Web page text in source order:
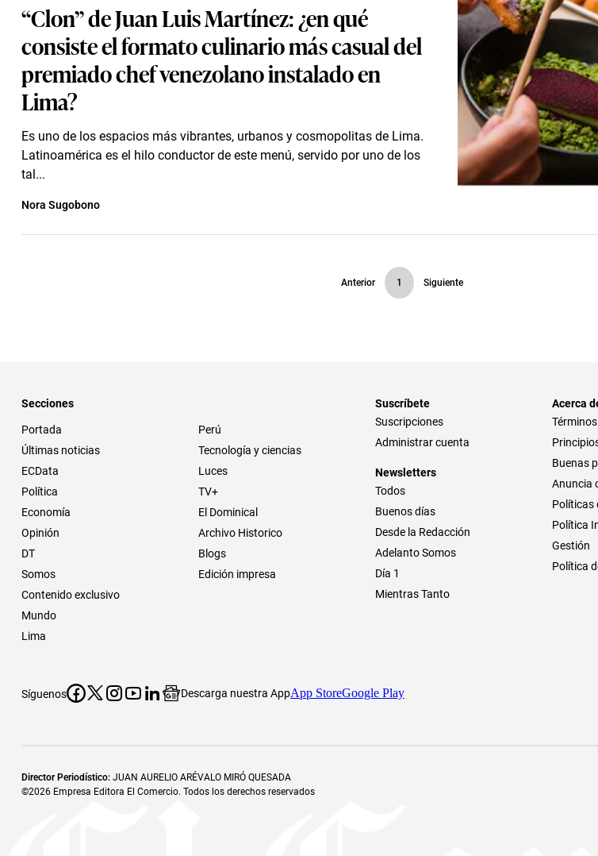
“Clon” de Juan Luis Martínez: ¿en qué
consiste el formato culinario más casual del
premiado chef venezolano instalado en
Lima?
Es uno de los espacios más vibrantes, urbanos y cosmopolitas de Lima.
Latinoamérica es el hilo conductor de este menú, servido por uno de los
tal...
Nora Sugobono
Anterior 1 Siguiente
Secciones
Portada
Últimas noticias
ECData
Política
Economía
Opinión
DT
Somos
Contenido exclusivo
Mundo
Lima
Perú
Tecnología y ciencias
Luces
TV+
El Dominical
Archivo Historico
Blogs
Edición impresa
Suscríbete
Suscripciones
Administrar cuenta
Newsletters
Todos
Buenos días
Desde la Redacción
Adelanto Somos
Día 1
Mientras Tanto
Acerca
Buenas
Anuncia
Políticas
Política
Gestión
Política
Síguenos Descarga nuestra AppApp StoreGoogle Play
Director Periodístico: JUAN AURELIO ARÉVALO MIRÓ QUESADA
©2026 Empresa Editora El Comercio. Todos los derechos reservados